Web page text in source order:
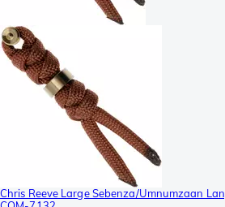
Chris Reeve Large Sebenza/Umnumzaan